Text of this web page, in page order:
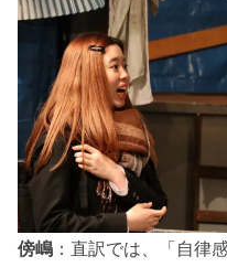
傍嶋 ：直訳では、「自律